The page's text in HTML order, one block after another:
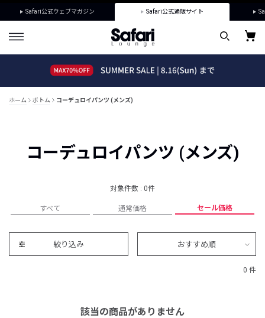
Safari公式ウェブマガジン Safari公式通販サイト
ホーム ボトム コーデュロイパンツ (メンズ)
コーデュロイパンツ (メンズ)
対象件数 : 0件
すべて 通常価格 セール価格
絞り込み おすすめ順
0 件
該当の商品がありません